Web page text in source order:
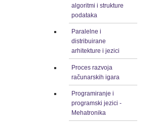
algoritmi i strukture
podataka
Paralelne i
distribuirane
arhitekture i jezici
Proces razvoja
računarskih igara
Programiranje i
programski jezici -
Mehatronika